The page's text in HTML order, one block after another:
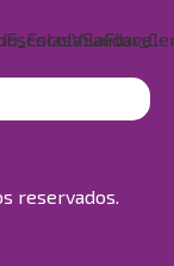
reservados.